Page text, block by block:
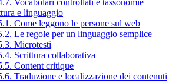
Vocabolari controllati e tassonomie
e linguaggio
Come leggono le persone sul web
Le regole per un linguaggio semplice
Microtesti
Scrittura collaborativa
Content critique
Traduzione e localizzazione dei contenuti